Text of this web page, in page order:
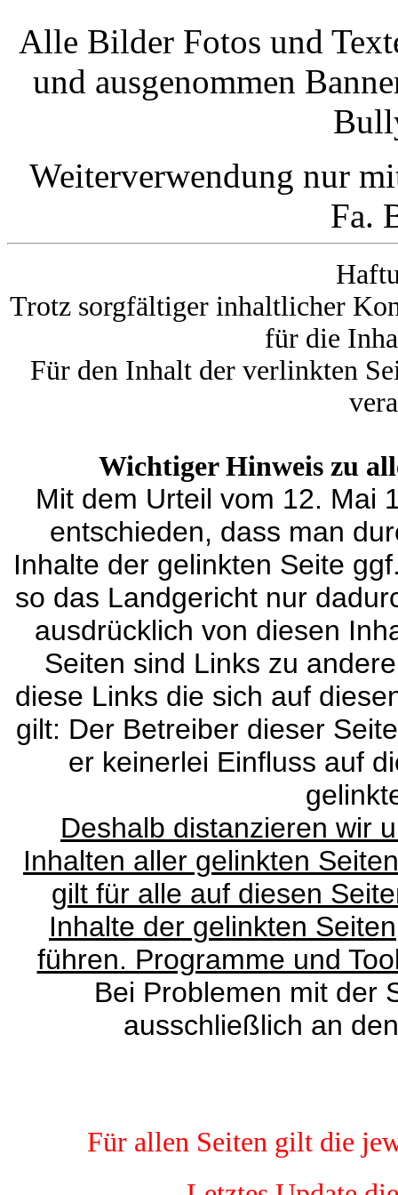
Alle Bilder Fotos und
und ausgenommen
Weiterverwendung nur
Fa.
Trotz sorgfältiger inhaltlicher
für die
Für den Inhalt der verlinkten
Wichtiger Hinweis zu
Mit dem Urteil vom 12. Mai
entschieden, dass man
Inhalte der gelinkten Seite
so das Landgericht nur
ausdrücklich von diesen
Seiten sind Links zu
diese Links die sich auf
gilt: Der Betreiber dieser
er keinerlei Einfluss auf
Deshalb distanzieren wir
Inhalten aller gelinkten
gilt für alle auf diesen
Inhalte der gelinkten
führen. Programme und
Bei Problemen mit der
ausschließlich an
Für allen Seiten gilt die